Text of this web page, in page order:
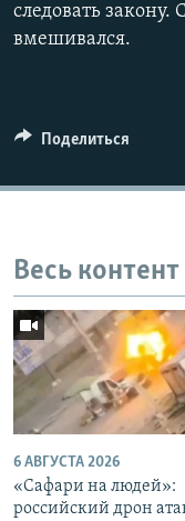
следовать закону.
вмешивался.
Поделиться
Весь контент
6 АВГУСТА 2026
«Cафари на людей»:
российский дрон